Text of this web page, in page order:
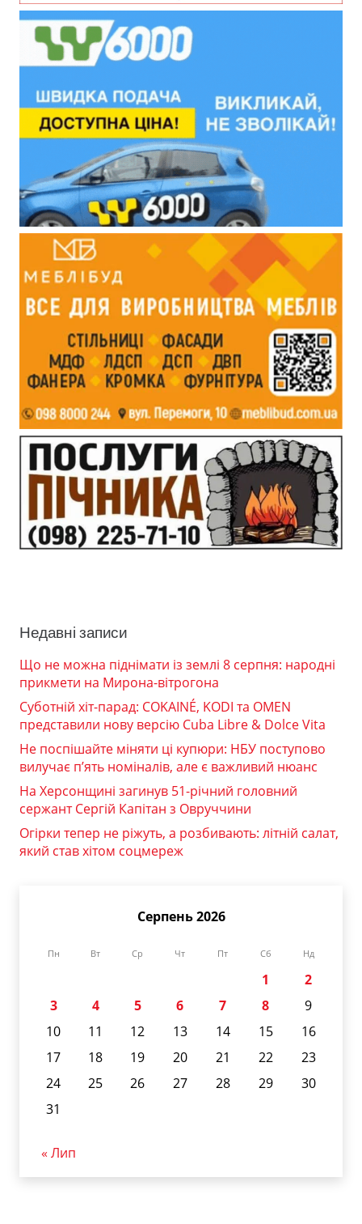
Недавні записи
Що не можна піднімати із землі 8 серпня: народні
прикмети на Мирона-вітрогона
Суботній хіт-парад: COKAINÉ, KODI та OMEN
представили нову версію Cuba Libre & Dolce Vita
Не поспішайте міняти ці купюри: НБУ поступово
вилучає п’ять номіналів, але є важливий нюанс
На Херсонщині загинув 51-річний головний
сержант Сергій Капітан з Овруччини
Огірки тепер не ріжуть, а розбивають: літній салат,
який став хітом соцмереж
Серпень 2026
Пн Вт Ср Чт Пт Сб Нд
1
2
3
4 5 6 7 8
9
10
11 12 13 14 15
16
17
18 19 20 21 22
23
24
25 26 27 28 29
30
31
« Лип